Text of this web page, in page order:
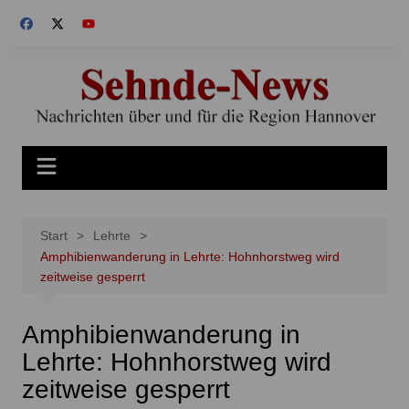
Inhalt
Start
Lehrte
Amphibienwanderung in Lehrte: Hohnhorstweg wird
zeitweise gesperrt
Amphibienwanderung in
Lehrte: Hohnhorstweg wird
zeitweise gesperrt